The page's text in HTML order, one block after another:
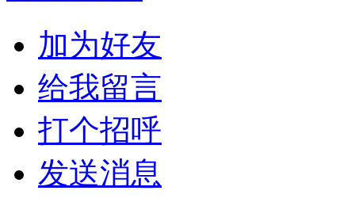
加为好友
给我留言
打个招呼
发送消息